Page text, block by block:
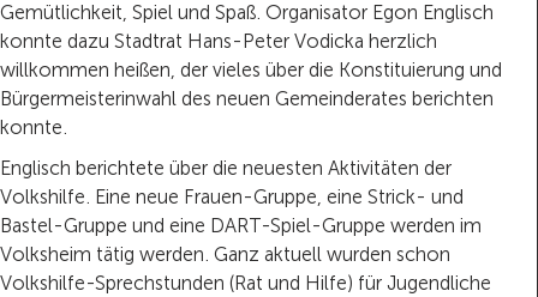
Gemütlichkeit, Spiel und Spaß. Organisator Egon Englisch
konnte dazu Stadtrat Hans-Peter Vodicka herzlich
willkommen heißen, der vieles über die Konstituierung und
Bürgermeisterinwahl des neuen Gemeinderates berichten
konnte.
Englisch berichtete über die neuesten Aktivitäten der
Volkshilfe. Eine neue Frauen-Gruppe, eine Strick- und
Bastel-Gruppe und eine DART-Spiel-Gruppe werden im
Volksheim tätig werden. Ganz aktuell wurden schon
Volkshilfe-Sprechstunden (Rat und Hilfe) für Jugendliche